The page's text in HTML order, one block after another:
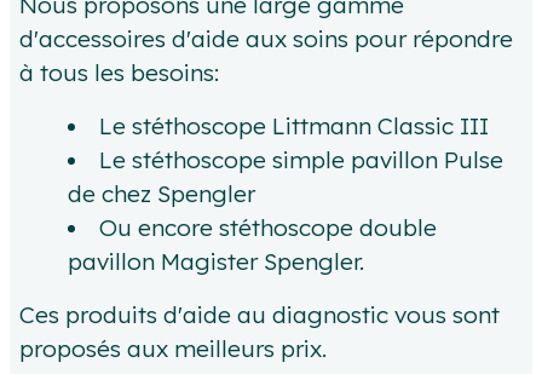
d'accessoires d'aide aux soins pour répondre
à tous les besoins:
Le stéthoscope Littmann Classic III
Le stéthoscope simple pavillon Pulse
de chez Spengler
Ou encore stéthoscope double
pavillon Magister Spengler.
Ces produits d'aide au diagnostic vous sont
proposés aux meilleurs prix.